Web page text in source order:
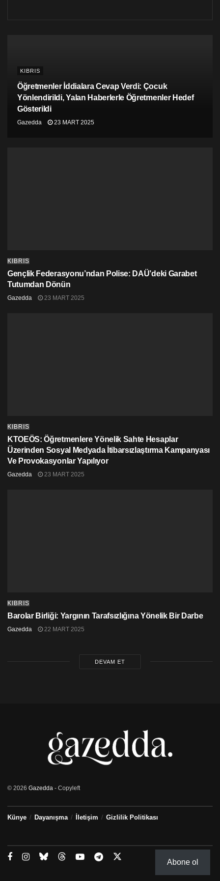
KIBRIS
Öğretmenler İddialara Cevap Verdi: Çocuk
Yönlendirildi, Yalan Haberlerle Öğretmenler Hedef
Gösterildi
Gazedda 23 MART 2025
KIBRIS
Gençlik Federasyonu’ndan Polise: DAÜ’deki Garabet
Tutumdan Dönün
Gazedda 23 MART 2025
KIBRIS
KTOEÖS: Öğretmenlere Yönelik Sahte Hesaplar
Üzerinden Sosyal Medyada İtibarsızlaştırma Kampanyası
Ve Provokasyonlar Yapılıyor
Gazedda 23 MART 2025
KIBRIS
Barolar Birliği: Yargının Tarafsızlığına Yönelik Bir Darbe
Gazedda 22 MART 2025
DEVAM ET
© 2026 Gazedda - Copyleft
Künye Dayanışma İletişim Gizlilik Politikası
Abone ol